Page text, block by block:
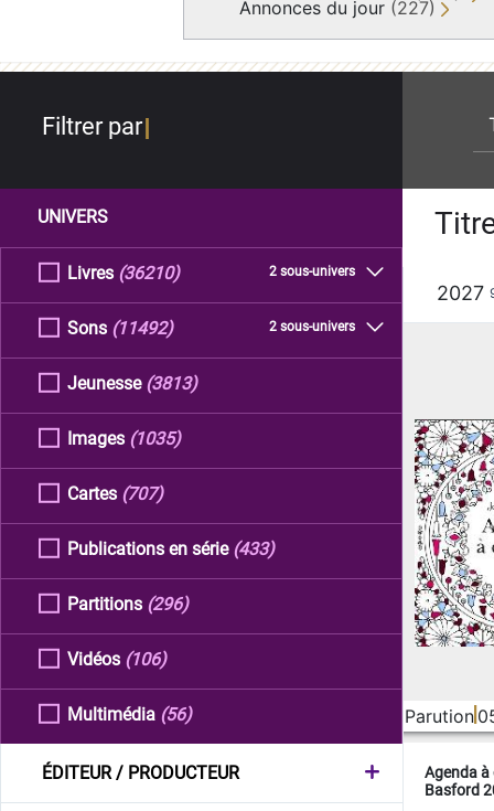
Annonces du jour (227)
Filtrer par
UNIVERS
Livres 2 sous-univers
(36210)
Sons 2 sous-univers
(11492)
Jeunesse (3813)
Images (1035)
Cartes (707)
Publications en série (433)
Partitions (296)
Vidéos (106)
Multimédia (56)
ÉDITEUR / PRODUCTEUR
2027
Parution
Agenda
Basford